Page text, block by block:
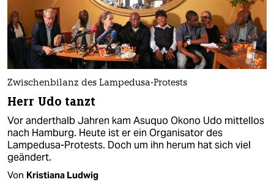
Zwischenbilanz des Lampedusa-Protests
Herr Udo tanzt
Vor anderthalb Jahren kam Asuquo Okono Udo mittellos
nach Hamburg. Heute ist er ein Organisator des
Lampedusa-Protests. Doch um ihn herum hat sich viel
geändert.
Von Kristiana Ludwig